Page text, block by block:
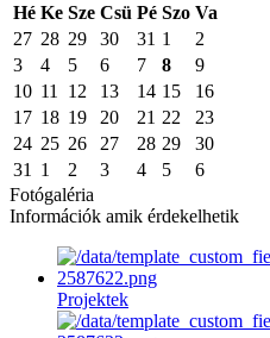
Hé Ke Sze Csü Pé Szo Va
27 28 29 30 31 1
2
3
4 5 6 7 8
9
10 11 12 13 14 15
16
17 18 19 20 21 22
23
24 25 26 27 28 29
30
31
1 2 3 4 5
6
Fotógaléria
Információk amik érdekelhetik
Projektek